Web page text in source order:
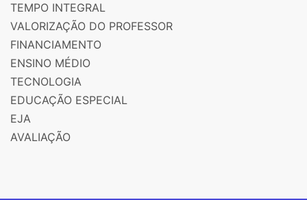
TEMPO INTEGRAL
VALORIZAÇÃO DO PROFESSOR
FINANCIAMENTO
ENSINO MÉDIO
TECNOLOGIA
EDUCAÇÃO ESPECIAL
EJA
AVALIAÇÃO